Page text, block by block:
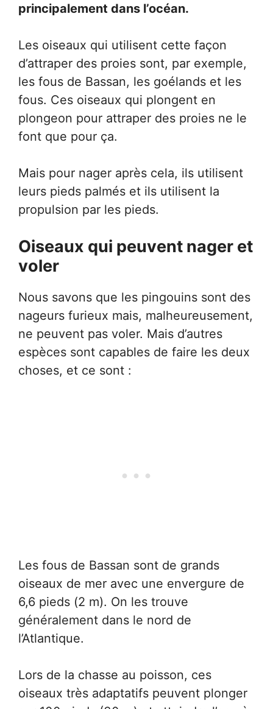
principalement dans l’océan.
Les oiseaux qui utilisent cette façon
d’attraper des proies sont, par exemple,
les fous de Bassan, les goélands et les
fous. Ces oiseaux qui plongent en
plongeon pour attraper des proies ne le
font que pour ça.
Mais pour nager après cela, ils utilisent
leurs pieds palmés et ils utilisent la
propulsion par les pieds.
Oiseaux qui peuvent nager et
voler
Nous savons que les pingouins sont des
nageurs furieux mais, malheureusement,
ne peuvent pas voler. Mais d’autres
espèces sont capables de faire les deux
choses, et ce sont :
Les fous de Bassan sont de grands
oiseaux de mer avec une envergure de
6,6 pieds (2 m). On les trouve
généralement dans le nord de
l’Atlantique.
Lors de la chasse au poisson, ces
oiseaux très adaptatifs peuvent plonger